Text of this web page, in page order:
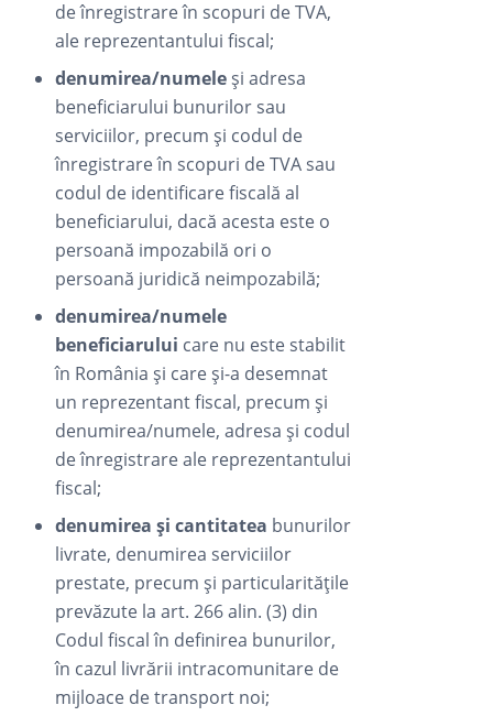
de înregistrare în scopuri de TVA,
ale reprezentantului fiscal;
denumirea/numeleși adresa
beneficiarului bunurilor sau
serviciilor, precum și codul de
înregistrare în scopuri de TVA sau
codul de identificare fiscală al
beneficiarului, dacă acesta este o
persoană impozabilă ori o
persoană juridică neimpozabilă;
denumirea/numele
beneficiarului care nu este stabilit
în România și care și-a desemnat
un reprezentant fiscal, precum și
denumirea/numele, adresa și codul
de înregistrare ale reprezentantului
fiscal;
denumirea și cantitatea bunurilor
livrate, denumirea serviciilor
prestate, precum și particularitățile
prevăzute la art. 266 alin. (3) din
Codul fiscal în definirea bunurilor,
în cazul livrării intracomunitare de
mijloace de transport noi;